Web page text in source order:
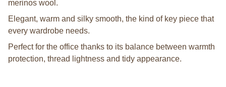
merinos wool.
Elegant, warm and silky smooth, the kind of key piece that
every wardrobe needs.
Perfect for the office thanks to its balance between warmth
protection, thread lightness and tidy appearance.